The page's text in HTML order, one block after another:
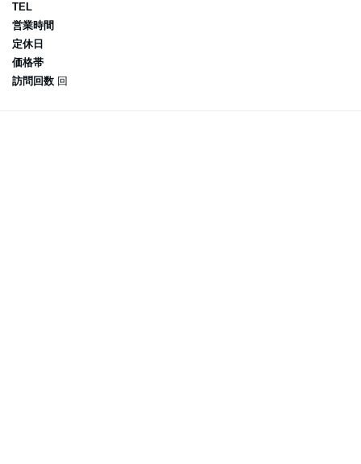
TEL
営業時間
定休日
価格帯
訪問回数 回